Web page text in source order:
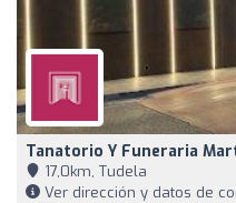
Tanatorio Y Funeraria
17,0km, Tudela
Ver dirección y datos de